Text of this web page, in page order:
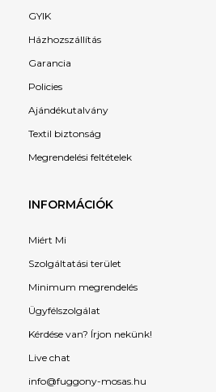
GYIK
Házhozszállítás
Garancia
Policies
Ajándékutalvány
Textil biztonság
Megrendelési feltételek
INFORMÁCIÓK
Miért Mi
Szolgáltatási terület
Minimum megrendelés
Ügyfélszolgálat
Kérdése van? Írjon nekünk!
Live chat
info@fuggony-mosas.hu